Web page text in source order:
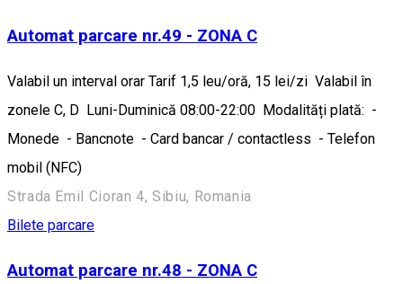
Automat parcare nr.49 - ZONA C
Valabil un interval orar Tarif 1,5 leu/oră, 15 lei/zi Valabil în
zonele C, D Luni-Duminică 08:00-22:00 Modalități plată: -
Monede - Bancnote - Card bancar / contactless - Telefon
mobil (NFC)
Strada Emil Cioran 4, Sibiu, Romania
Bilete parcare
Automat parcare nr.48 - ZONA C